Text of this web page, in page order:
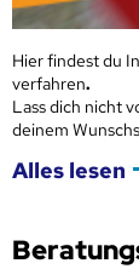
Hier findest du
verfahren.
Lass dich nicht
deinem
Alles lesen